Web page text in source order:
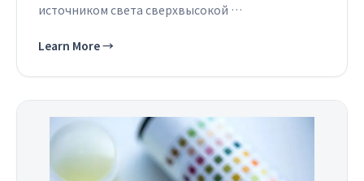
источником света сверхвысокой …
Learn More→